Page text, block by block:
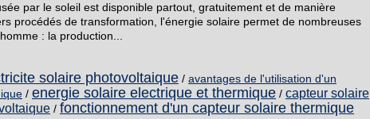
par le soleil est disponible partout, gratuitement et de manière
procédés de transformation, l'énergie solaire permet de nombreuses
: la production...
solaire photovoltaique / avantages de l'utilisation d'un
/ energie solaire electrique et thermique / capteur solaire
/ fonctionnement d'un capteur solaire thermique